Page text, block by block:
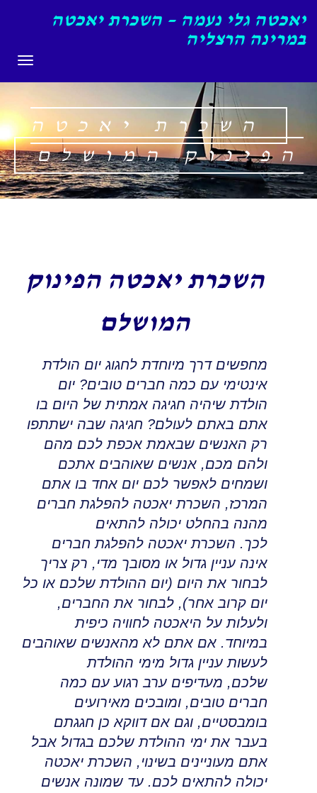
יאכטה גלי נעמה – השכרת יאכטה
במרינה הרצליה
השכרת יאכטה
הפינוק המושלם
השכרת יאכטה הפינוק
המושלם
מחפשים דרך מיוחדת לחגוג יום הולדת
אינטימי עם כמה חברים טובים? יום
הולדת שיהיה חגיגה אמתית של היום בו
אתם באתם לעולם? חגיגה שבה ישתתפו
רק האנשים שבאמת אכפת לכם מהם
ולהם מכם, אנשים שאוהבים אתכם
ושמחים לאפשר לכם יום אחד בו אתם
המרכז, השכרת יאכטה להפלגת חברים
מהנה בהחלט יכולה להתאים
לכך. השכרת יאכטה להפלגת חברים
אינה עניין גדול או מסובך מדי, רק צריך
לבחור את היום (יום ההולדת שלכם או כל
יום קרוב אחר), לבחור את החברים,
ולעלות על היאכטה לחוויה כיפית
במיוחד. אם אתם לא מהאנשים שאוהבים
לעשות עניין גדול מימי ההולדת
שלכם, מעדיפים ערב רגוע עם כמה
חברים טובים, ומובכים מאירועים
בומבסטיים, וגם אם דווקא כן חגגתם
בעבר את ימי ההולדת שלכם בגדול אבל
אתם מעוניינים בשינוי, השכרת יאכטה
יכולה להתאים לכם. עד שמונה אנשים